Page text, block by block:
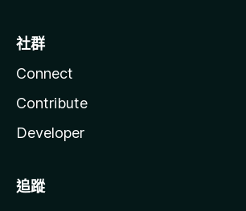
社群
Connect
Contribute
Developer
追蹤